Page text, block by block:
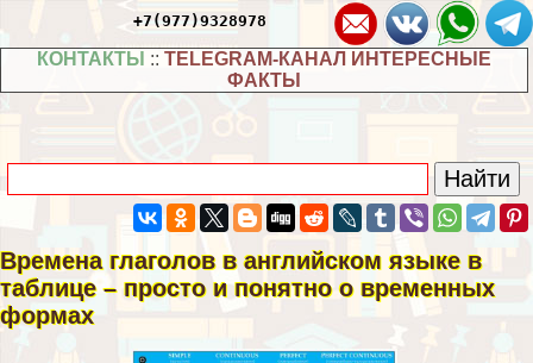
+7(977)9328978
КОНТАКТЫ :: TELEGRAM-КАНАЛ ИНТЕРЕСНЫЕ
ФАКТЫ
Времена глаголов в английском языке в
таблице – просто и понятно о временных
формах